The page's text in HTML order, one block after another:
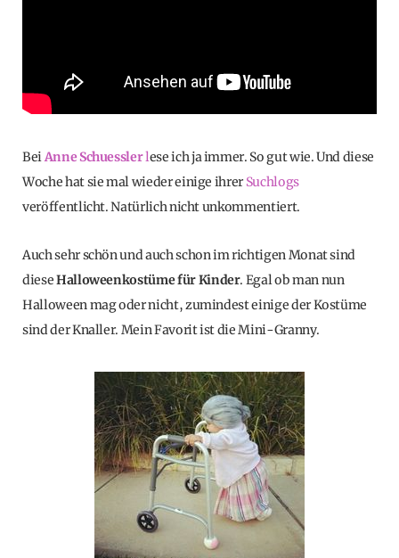
BeiAnne Schuesslerlese ich ja immer. So gut wie. Und diese
Woche hat sie mal wieder einige ihrerSuchlogs
veröffentlicht. Natürlich nicht unkommentiert.
Auch sehr schön und auch schon im richtigen Monat sind
dieseHalloweenkostüme für Kinder. Egal ob man nun
Halloween mag oder nicht, zumindest einige der Kostüme
sind der Knaller. Mein Favorit ist die Mini-Granny.